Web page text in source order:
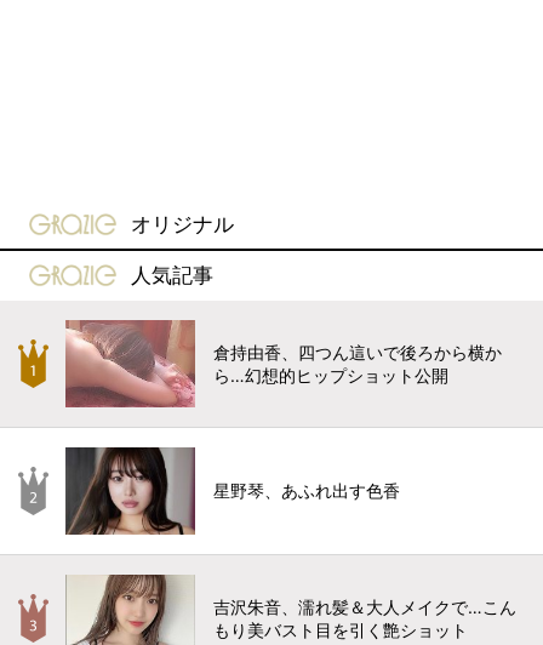
gravure-grazie
オリジナル
gravure-grazie
人気記事
倉持由香、四つん這いで後ろから横か
ら…幻想的ヒップショット公開
星野琴、あふれ出す色香
吉沢朱音、濡れ髪＆大人メイクで…こん
もり美バスト目を引く艶ショット